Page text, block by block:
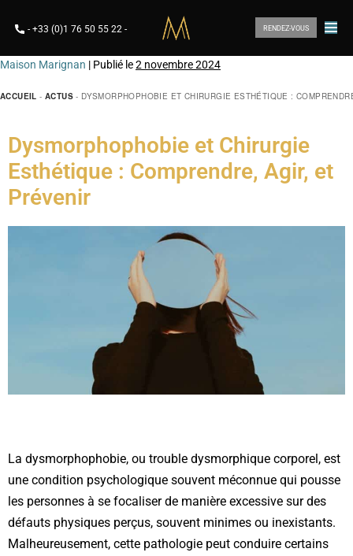
- +33 (0)1 76 50 55 22 - RENDEZ-VOUS
Maison Marignan | Publié le2 novembre 2024
ACCUEIL -ACTUS - DYSMORPHOPHOBIE ET CHIRURGIE ESTHÉTIQUE :
Dysmorphophobie et Chirurgie
Esthétique : Comprendre, Agir, et
Prévenir
La dysmorphophobie, ou trouble dysmorphique corporel, est
une condition psychologique souvent méconnue qui pousse
les personnes à se focaliser de manière excessive sur des
défauts physiques perçus, souvent minimes ou inexistants.
Malheureusement, cette pathologie peut conduire certains